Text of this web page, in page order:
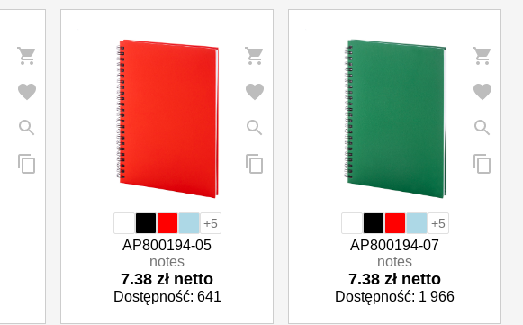
+5
AP800194-05
notes
7.38 zł netto
Dostępność: 641
+5
AP800194-07
notes
7.38 zł netto
Dostępność: 1 966